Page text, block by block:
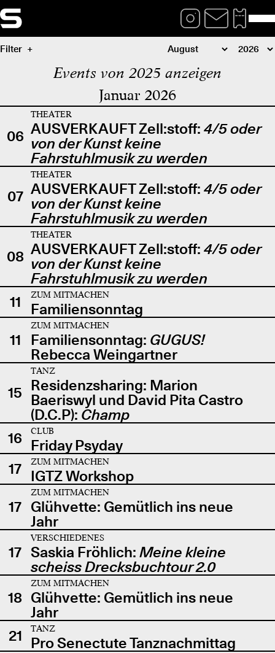
Filter
Events von 2025 anzeigen
Januar 2026
06
THEATER
AUSVERKAUFT Zell:stoff: 4/5 oder
von der Kunst keine
Fahrstuhlmusik zu werden
07
THEATER
AUSVERKAUFT Zell:stoff: 4/5 oder
von der Kunst keine
Fahrstuhlmusik zu werden
08
THEATER
AUSVERKAUFT Zell:stoff: 4/5 oder
von der Kunst keine
Fahrstuhlmusik zu werden
11
ZUM MITMACHEN
Familiensonntag
11
ZUM MITMACHEN
Familiensonntag: GUGUS!
Rebecca Weingartner
15
TANZ
Residenzsharing: Marion
Baeriswyl und David Pita Castro
(D.C.P): Champ
16
CLUB
Friday Psyday
17
ZUM MITMACHEN
IGTZ Workshop
17
ZUM MITMACHEN
Glühvette: Gemütlich ins neue
Jahr
17
VERSCHIEDENES
Saskia Fröhlich: Meine kleine
scheiss Drecksbuchtour 2.0
18
ZUM MITMACHEN
Glühvette: Gemütlich ins neue
Jahr
21
TANZ
Pro Senectute Tanznachmittag